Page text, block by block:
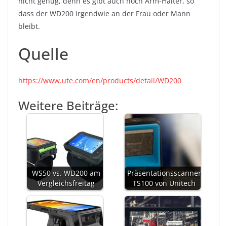
dass der WD200 irgendwie an der Frau oder Mann
bleibt.
Quelle
https://www.ute.com/en/products/detail/WD200
Weitere Beiträge:
WS50 vs. WD200 am
Vergleichsfreitag
Präsentationsscanner
TS100 von Unitech